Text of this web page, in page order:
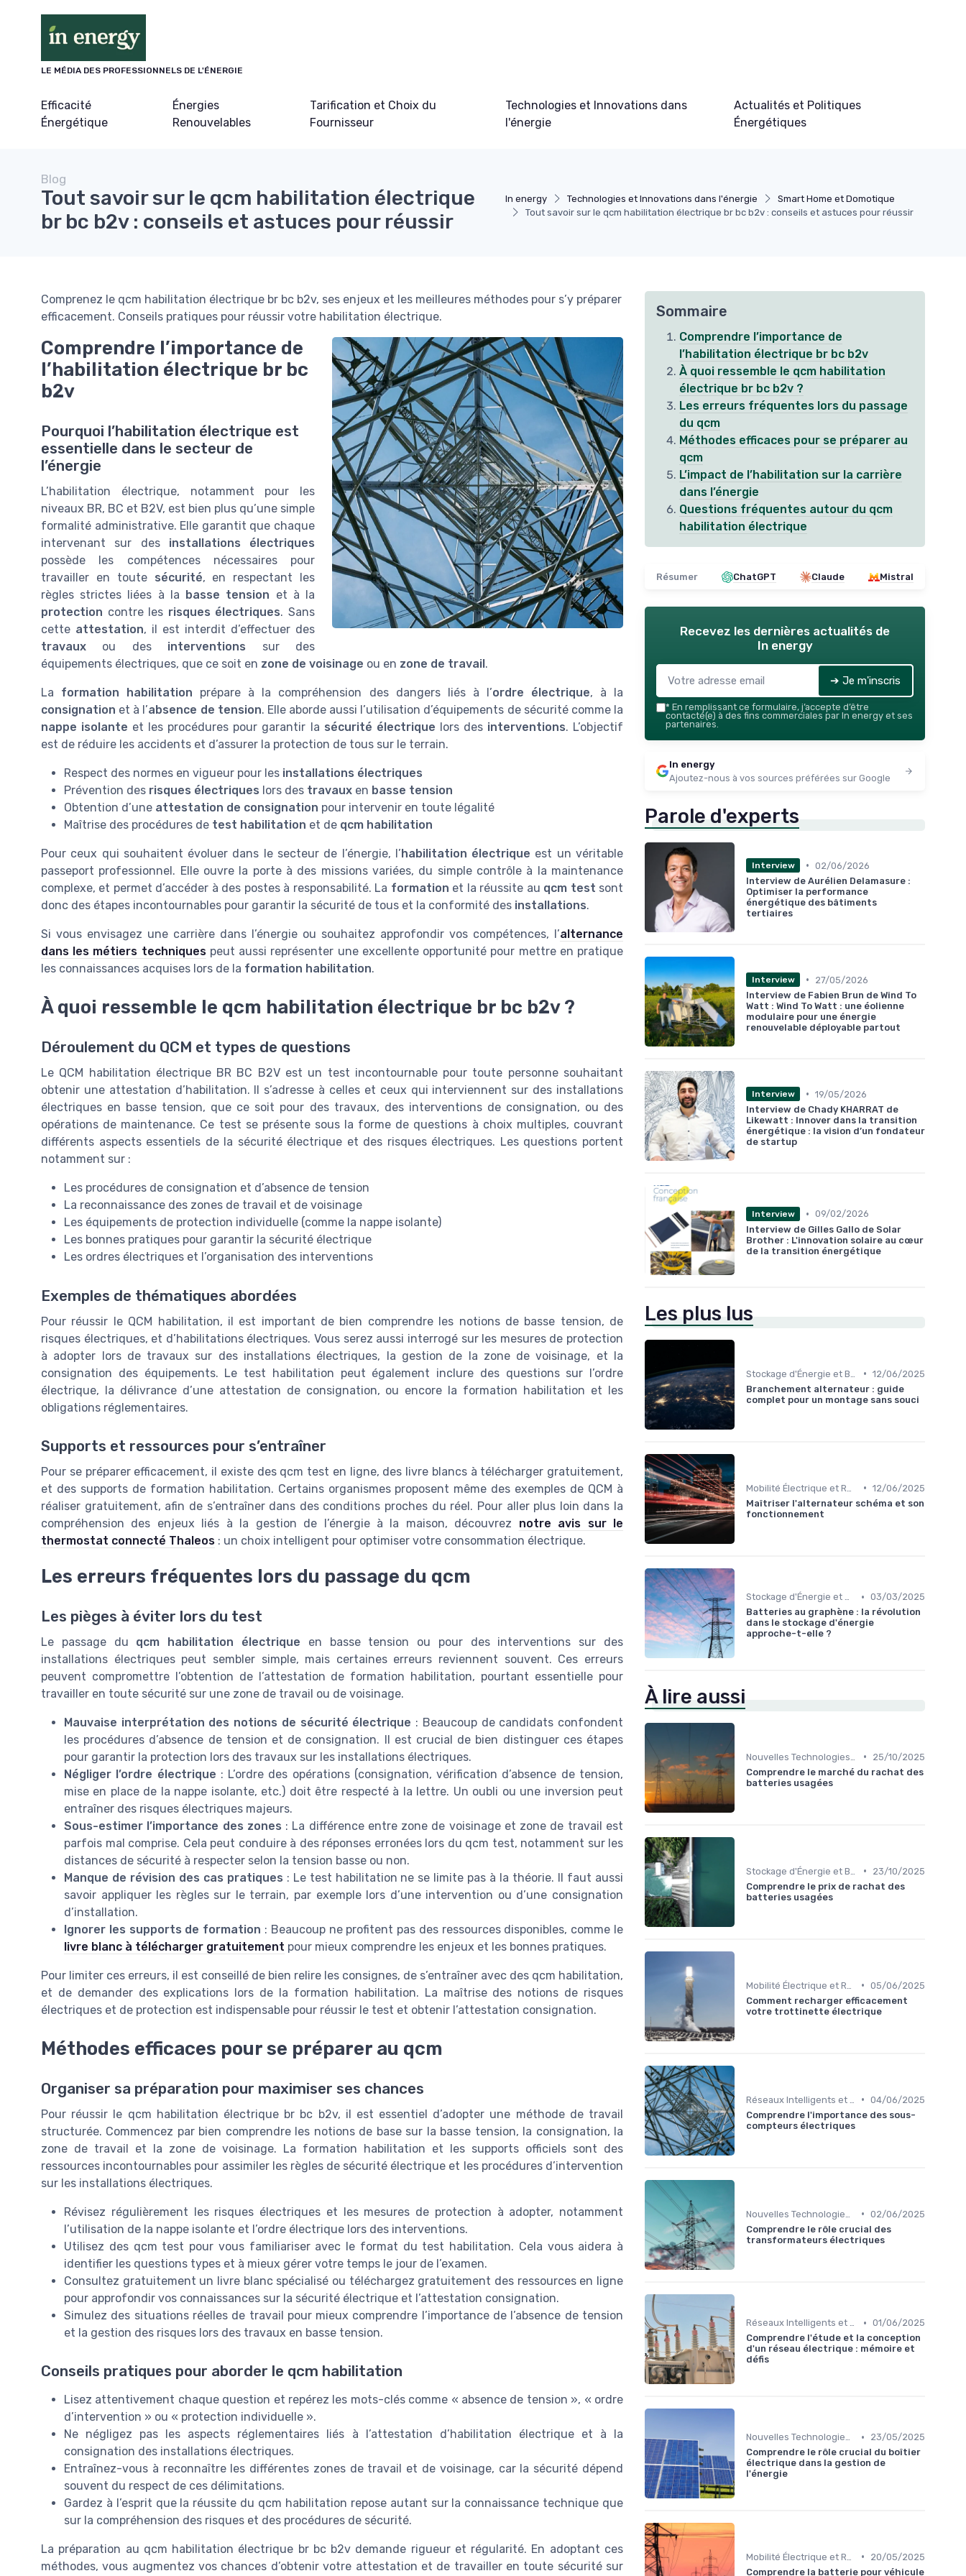
LE MÉDIA DES PROFESSIONNELS DE L'ÉNERGIE
Efficacité
Énergétique
Énergies
Renouvelables
Tarification et Choix du
Fournisseur
Technologies et Innovations dans
l'énergie
Actualités et Politiques
Énergétiques
In energy Technologies et Innovations dans l'énergie
Smart Home et Domotique
Tout savoir sur le qcm habilitation électrique br bc b2v : conseils et astuces pour réussir
Blog
Tout savoir sur le qcm habilitation électrique
br bc b2v : conseils et astuces pour réussir
Comprenez le qcm habilitation électrique br bc b2v, ses enjeux et les meilleures méthodes pour s’y préparer
efficacement. Conseils pratiques pour réussir votre habilitation électrique.
Comprendre l’importance de
l’habilitation électrique br bc
b2v
Pourquoi l’habilitation électrique est
essentielle dans le secteur de
l’énergie
L’habilitation électrique, notamment pour les
niveaux BR, BC et B2V, est bien plus qu’une simple
formalité administrative. Elle garantit que chaque
intervenant sur des installations électriques
possède les compétences nécessaires pour
travailler en toute sécurité, en respectant les
règles strictes liées à la basse tension et à la
protection contre les risques électriques. Sans
cette attestation, il est interdit d’effectuer des
travaux ou des interventions sur des
équipements électriques, que ce soit en zone de voisinage ou en zone de travail.
La formation habilitation prépare à la compréhension des dangers liés à l’ordre électrique, à la
consignation et à l’absence de tension. Elle aborde aussi l’utilisation d’équipements de sécurité comme la
nappe isolante et les procédures pour garantir la sécurité électrique lors des interventions. L’objectif
est de réduire les accidents et d’assurer la protection de tous sur le terrain.
Respect des normes en vigueur pour les installations électriques
Prévention des risques électriques lors des travaux en basse tension
Obtention d’une attestation de consignation pour intervenir en toute légalité
Maîtrise des procédures de test habilitation et de qcm habilitation
Pour ceux qui souhaitent évoluer dans le secteur de l’énergie, l’habilitation électrique est un véritable
passeport professionnel. Elle ouvre la porte à des missions variées, du simple contrôle à la maintenance
complexe, et permet d’accéder à des postes à responsabilité. La formation et la réussite au qcm test sont
donc des étapes incontournables pour garantir la sécurité de tous et la conformité des installations.
Si vous envisagez une carrière dans l’énergie ou souhaitez approfondir vos compétences, l’alternance
dans les métiers techniquespeut aussi représenter une excellente opportunité pour mettre en pratique
les connaissances acquises lors de la formation habilitation.
À quoi ressemble le qcm habilitation électrique br bc b2v ?
Déroulement du QCM et types de questions
Le QCM habilitation électrique BR BC B2V est un test incontournable pour toute personne souhaitant
obtenir une attestation d’habilitation. Il s’adresse à celles et ceux qui interviennent sur des installations
électriques en basse tension, que ce soit pour des travaux, des interventions de consignation, ou des
opérations de maintenance. Ce test se présente sous la forme de questions à choix multiples, couvrant
différents aspects essentiels de la sécurité électrique et des risques électriques. Les questions portent
notamment sur :
Les procédures de consignation et d’absence de tension
La reconnaissance des zones de travail et de voisinage
Les équipements de protection individuelle (comme la nappe isolante)
Les bonnes pratiques pour garantir la sécurité électrique
Les ordres électriques et l’organisation des interventions
Exemples de thématiques abordées
Pour réussir le QCM habilitation, il est important de bien comprendre les notions de basse tension, de
risques électriques, et d’habilitations électriques. Vous serez aussi interrogé sur les mesures de protection
à adopter lors de travaux sur des installations électriques, la gestion de la zone de voisinage, et la
consignation des équipements. Le test habilitation peut également inclure des questions sur l’ordre
électrique, la délivrance d’une attestation de consignation, ou encore la formation habilitation et les
obligations réglementaires.
Supports et ressources pour s’entraîner
Pour se préparer efficacement, il existe des qcm test en ligne, des livre blancs à télécharger gratuitement,
et des supports de formation habilitation. Certains organismes proposent même des exemples de QCM à
réaliser gratuitement, afin de s’entraîner dans des conditions proches du réel. Pour aller plus loin dans la
compréhension des enjeux liés à la gestion de l’énergie à la maison, découvrez notre avis sur le
thermostat connecté Thaleos : un choix intelligent pour optimiser votre consommation électrique.
Les erreurs fréquentes lors du passage du qcm
Les pièges à éviter lors du test
Le passage du qcm habilitation électrique en basse tension ou pour des interventions sur des
installations électriques peut sembler simple, mais certaines erreurs reviennent souvent. Ces erreurs
peuvent compromettre l’obtention de l’attestation de formation habilitation, pourtant essentielle pour
travailler en toute sécurité sur une zone de travail ou de voisinage.
Mauvaise interprétation des notions de sécurité électrique : Beaucoup de candidats confondent
les procédures d’absence de tension et de consignation. Il est crucial de bien distinguer ces étapes
pour garantir la protection lors des travaux sur les installations électriques.
Négliger l’ordre électrique : L’ordre des opérations (consignation, vérification d’absence de tension,
mise en place de la nappe isolante, etc.) doit être respecté à la lettre. Un oubli ou une inversion peut
entraîner des risques électriques majeurs.
Sous-estimer l’importance des zones : La différence entre zone de voisinage et zone de travail est
parfois mal comprise. Cela peut conduire à des réponses erronées lors du qcm test, notamment sur les
distances de sécurité à respecter selon la tension basse ou non.
Manque de révision des cas pratiques : Le test habilitation ne se limite pas à la théorie. Il faut aussi
savoir appliquer les règles sur le terrain, par exemple lors d’une intervention ou d’une consignation
d’installation.
Ignorer les supports de formation : Beaucoup ne profitent pas des ressources disponibles, comme le
livre blanc à télécharger gratuitement pour mieux comprendre les enjeux et les bonnes pratiques.
Pour limiter ces erreurs, il est conseillé de bien relire les consignes, de s’entraîner avec des qcm habilitation,
et de demander des explications lors de la formation habilitation. La maîtrise des notions de risques
électriques et de protection est indispensable pour réussir le test et obtenir l’attestation consignation.
Méthodes efficaces pour se préparer au qcm
Organiser sa préparation pour maximiser ses chances
Pour réussir le qcm habilitation électrique br bc b2v, il est essentiel d’adopter une méthode de travail
structurée. Commencez par bien comprendre les notions de base sur la basse tension, la consignation, la
zone de travail et la zone de voisinage. La formation habilitation et les supports officiels sont des
ressources incontournables pour assimiler les règles de sécurité électrique et les procédures d’intervention
sur les installations électriques.
Révisez régulièrement les risques électriques et les mesures de protection à adopter, notamment
l’utilisation de la nappe isolante et l’ordre électrique lors des interventions.
Utilisez des qcm test pour vous familiariser avec le format du test habilitation. Cela vous aidera à
identifier les questions types et à mieux gérer votre temps le jour de l’examen.
Consultez gratuitement un livre blanc spécialisé ou téléchargez gratuitement des ressources en ligne
pour approfondir vos connaissances sur la sécurité électrique et l’attestation consignation.
Simulez des situations réelles de travail pour mieux comprendre l’importance de l’absence de tension
et la gestion des risques lors des travaux en basse tension.
Conseils pratiques pour aborder le qcm habilitation
Lisez attentivement chaque question et repérez les mots-clés comme « absence de tension », « ordre
d’intervention » ou « protection individuelle ».
Ne négligez pas les aspects réglementaires liés à l’attestation d’habilitation électrique et à la
consignation des installations électriques.
Entraînez-vous à reconnaître les différentes zones de travail et de voisinage, car la sécurité dépend
souvent du respect de ces délimitations.
Gardez à l’esprit que la réussite du qcm habilitation repose autant sur la connaissance technique que
sur la compréhension des risques et des procédures de sécurité.
La préparation au qcm habilitation électrique br bc b2v demande rigueur et régularité. En adoptant ces
méthodes, vous augmentez vos chances d’obtenir votre attestation et de travailler en toute sécurité sur
Sommaire
Comprendre l’importance de
l’habilitation électrique br bc b2v
À quoi ressemble le qcm habilitation
électrique br bc b2v ?
Les erreurs fréquentes lors du passage
du qcm
Méthodes efficaces pour se préparer au
qcm
L’impact de l’habilitation sur la carrière
dans l’énergie
Questions fréquentes autour du qcm
habilitation électrique
Résumer ChatGPT Claude Mistral
Recevez les dernières actualités de
In energy
➔ Je m'inscris
* En remplissant ce formulaire, j’accepte d’être
contacté(e) à des fins commerciales par In energy et ses
partenaires.
In energy
Ajoutez-nous à vos sources préférées sur Google
Parole d'experts
Interview • 02/06/2026
Interview de Aurélien Delamasure :
Optimiser la performance
énergétique des bâtiments
tertiaires
Interview •
27/05/2026
Interview de Fabien Brun de Wind To
Watt : Wind To Watt : une éolienne
modulaire pour une énergie
renouvelable déployable partout
Interview • 19/05/2026
Interview de Chady KHARRAT de
Likewatt : Innover dans la transition
énergétique : la vision d’un fondateur
de startup
Interview • 09/02/2026
Interview de Gilles Gallo de Solar
Brother : L'innovation solaire au cœur
de la transition énergétique
Les plus lus
• 12/06/2025
Branchement alternateur : guide
complet pour un montage sans souci
• 12/06/2025
Maîtriser l'alternateur schéma et son
fonctionnement
Stockage d'Énergie et Batteries • 03/03/2025
Batteries au graphène : la révolution
dans le stockage d'énergie
approche-t-elle ?
À lire aussi
•
25/10/2025
Comprendre le marché du rachat des
batteries usagées
•
23/10/2025
Comprendre le prix de rachat des
batteries usagées
• 05/06/2025
Comment recharger efficacement
votre trottinette électrique
• 04/06/2025
Comprendre l'importance des sous-
compteurs électriques
• 02/06/2025
Comprendre le rôle crucial des
transformateurs électriques
Réseaux Intelligents et Compteurs Connectés • 01/06/2025
Comprendre l'étude et la conception
d'un réseau électrique : mémoire et
défis
Nouvelles Technologies Énergétiques •
23/05/2025
Comprendre le rôle crucial du boîtier
électrique dans la gestion de
l'énergie
•
20/05/2025
Comprendre la batterie pour véhicule